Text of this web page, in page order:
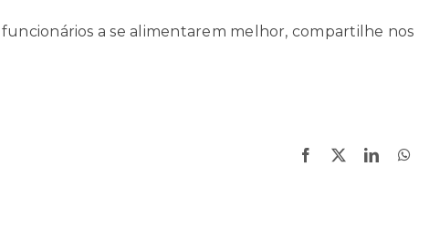
a se alimentarem melhor, compartilhe nos
Facebook